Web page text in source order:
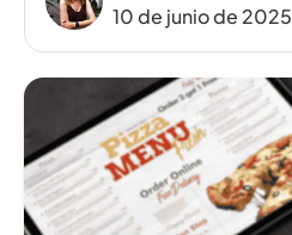
10 de junio de 2025